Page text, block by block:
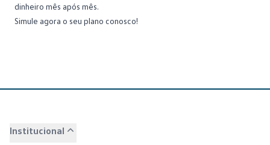
dinheiro mês após mês.
Simule agora o seu plano conosco!
Institucional